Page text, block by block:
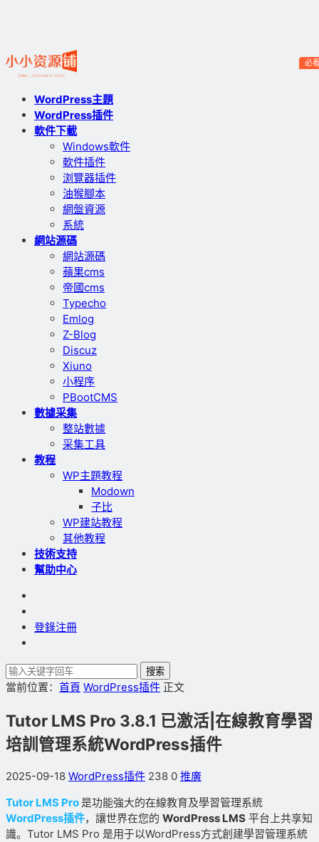
WordPress主題
WordPress插件
軟件下載
Windows軟件
軟件插件
浏覽器插件
油猴腳本
網盤資源
系統
網站源碼
網站源碼
蘋果cms
帝國cms
Typecho
Emlog
Z-Blog
Discuz
Xiuno
小程序
PBootCMS
數據采集
整站數據
采集工具
教程
WP主題教程
Modown
子比
WP建站教程
其他教程
技術支持
幫助中心
必
登錄注冊
搜索
當前位置： 首頁 WordPress插件 正文
Tutor LMS Pro 3.8.1 已激活|在線教育學習
培訓管理系統WordPress插件
2025-09-18 WordPress插件 238 0 推廣
Tutor LMS Pro是功能強大的在線教育及學習管理系統
WordPress插件，讓世界在您的 WordPress LMS 平台上共享知
識。Tutor LMS Pro 是用于以WordPress方式創建學習管理系統